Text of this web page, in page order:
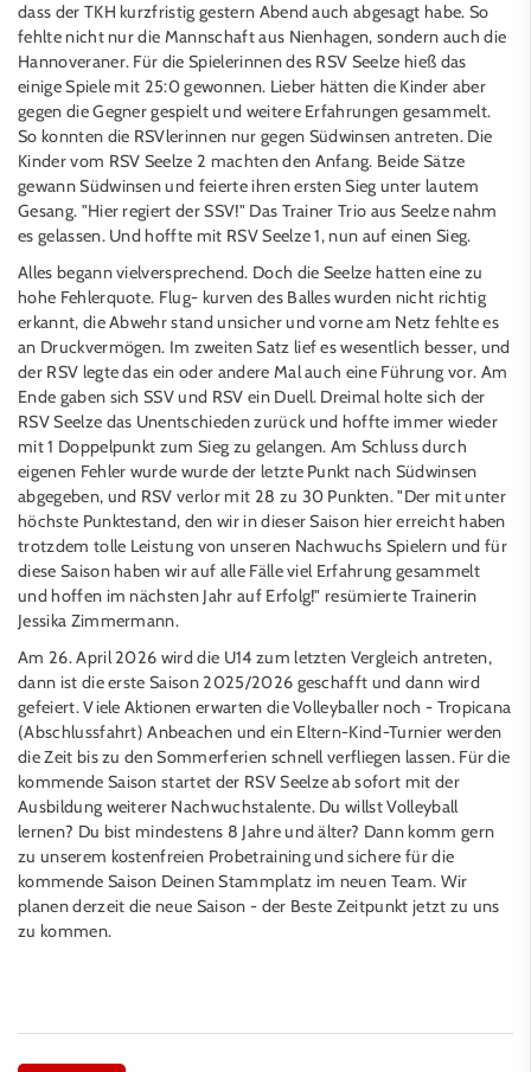
dass der TKH kurzfristig gestern Abend auch abgesagt habe. So
fehlte nicht nur die Mannschaft aus Nienhagen, sondern auch die
Hannoveraner. Für die Spielerinnen des RSV Seelze hieß das
einige Spiele mit 25:0 gewonnen. Lieber hätten die Kinder aber
gegen die Gegner gespielt und weitere Erfahrungen gesammelt.
So konnten die RSVlerinnen nur gegen Südwinsen antreten. Die
Kinder vom RSV Seelze 2 machten den Anfang. Beide Sätze
gewann Südwinsen und feierte ihren ersten Sieg unter lautem
Gesang. "Hier regiert der SSV!" Das Trainer Trio aus Seelze nahm
es gelassen. Und hoffte mit RSV Seelze 1, nun auf einen Sieg.
Alles begann vielversprechend. Doch die Seelze hatten eine zu
hohe Fehlerquote. Flug- kurven des Balles wurden nicht richtig
erkannt, die Abwehr stand unsicher und vorne am Netz fehlte es
an Druckvermögen. Im zweiten Satz lief es wesentlich besser, und
der RSV legte das ein oder andere Mal auch eine Führung vor. Am
Ende gaben sich SSV und RSV ein Duell. Dreimal holte sich der
RSV Seelze das Unentschieden zurück und hoffte immer wieder
mit 1 Doppelpunkt zum Sieg zu gelangen. Am Schluss durch
eigenen Fehler wurde wurde der letzte Punkt nach Südwinsen
abgegeben, und RSV verlor mit 28 zu 30 Punkten. "Der mit unter
höchste Punktestand, den wir in dieser Saison hier erreicht haben
trotzdem tolle Leistung von unseren Nachwuchs Spielern und für
diese Saison haben wir auf alle Fälle viel Erfahrung gesammelt
und hoffen im nächsten Jahr auf Erfolg!" resümierte Trainerin
Jessika Zimmermann.
Am 26. April 2026 wird die U14 zum letzten Vergleich antreten,
dann ist die erste Saison 2025/2026 geschafft und dann wird
gefeiert. Viele Aktionen erwarten die Volleyballer noch - Tropicana
(Abschlussfahrt) Anbeachen und ein Eltern-Kind-Turnier werden
die Zeit bis zu den Sommerferien schnell verfliegen lassen. Für die
kommende Saison startet der RSV Seelze ab sofort mit der
Ausbildung weiterer Nachwuchstalente. Du willst Volleyball
lernen? Du bist mindestens 8 Jahre und älter? Dann komm gern
zu unserem kostenfreien Probetraining und sichere für die
kommende Saison Deinen Stammplatz im neuen Team. Wir
planen derzeit die neue Saison - der Beste Zeitpunkt jetzt zu uns
zu kommen.